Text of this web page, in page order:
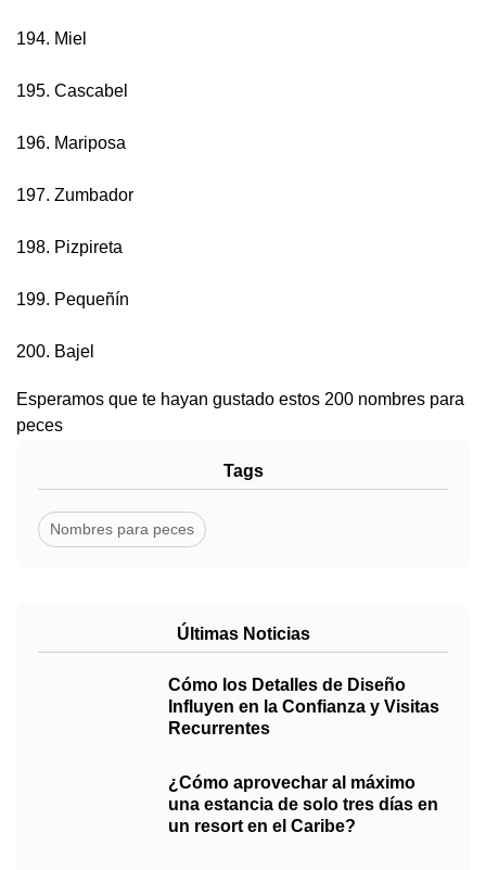
194. Miel
195. Cascabel
196. Mariposa
197. Zumbador
198. Pizpireta
199. Pequeñín
200. Bajel
Esperamos que te hayan gustado estos 200 nombres para
peces
Tags
Nombres para peces
Últimas Noticias
Cómo los Detalles de Diseño
Influyen en la Confianza y Visitas
Recurrentes
¿Cómo aprovechar al máximo
una estancia de solo tres días en
un resort en el Caribe?